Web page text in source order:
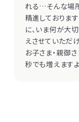
LITALICO仕事
LITALICO教育
LITALICO研究
れる…そんな場
精進しておりま
に、いま何が大
えさせていただ
お子さま・親御
秒でも増えます